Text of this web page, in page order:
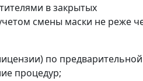
в закрытых
смены маски не реже
по предварительной
процедур;